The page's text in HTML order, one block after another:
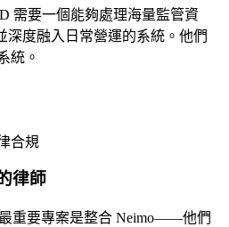
需要一個能夠處理海量監管資
深度融入日常營運的系統。他們
統。
律師
重要專案是整合 Neimo——他們